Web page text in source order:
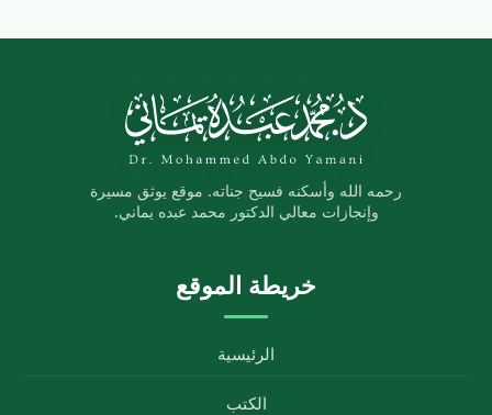
رحمه الله وأسكنه فسيح جناته. موقع يوثق مسيرة
وإنجازات معالي الدكتور محمد عبده يماني.
خريطة الموقع
الرئيسية
الكتب